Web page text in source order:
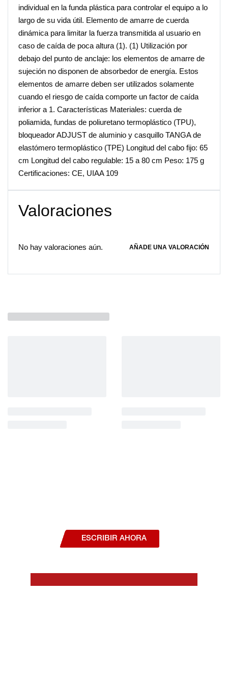
individual en la funda plástica para controlar el equipo a lo
largo de su vida útil. Elemento de amarre de cuerda
dinámica para limitar la fuerza transmitida al usuario en
caso de caída de poca altura (1). (1) Utilización por
debajo del punto de anclaje: los elementos de amarre de
sujeción no disponen de absorbedor de energía. Estos
elementos de amarre deben ser utilizados solamente
cuando el riesgo de caída comporte un factor de caída
inferior a 1. Características Materiales: cuerda de
poliamida, fundas de poliuretano termoplástico (TPU),
bloqueador ADJUST de aluminio y casquillo TANGA de
elastómero termoplástico (TPE) Longitud del cabo fijo: 65
cm Longitud del cabo regulable: 15 a 80 cm Peso: 175 g
Certificaciones: CE, UIAA 109
Valoraciones
No hay valoraciones aún. AÑADE UNA VALORACIÓN
ESCRIBIR AHORA